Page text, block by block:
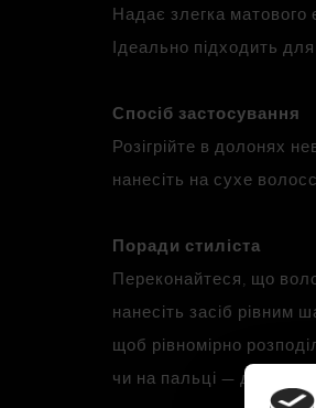
Надає злегка матового
Ідеально підходить
Спосіб застосування
Розігрійте в долонях
нанесіть на сухе
Поради стиліста
Переконайтеся, що
нанесіть засіб рівним
щоб рівномірно
чи на пальці — для